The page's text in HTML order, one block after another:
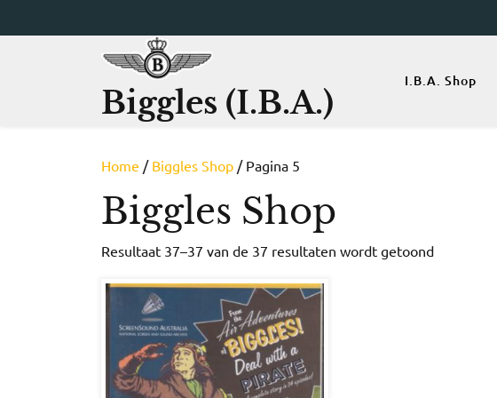
naar
Biggles (I.B.A.)
I.B.A. Shop
Home / Biggles Shop / Pagina 5
Biggles Shop
Resultaat 37–37 van de 37 resultaten wordt getoondGesorteerd